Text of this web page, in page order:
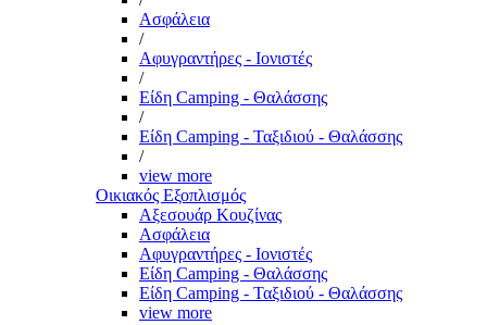
Ασφάλεια
/
Αφυγραντήρες - Ιονιστές
/
Είδη Camping - Θαλάσσης
/
Είδη Camping - Ταξιδιού - Θαλάσσης
/
view more
Οικιακός Εξοπλισμός
Αξεσουάρ Κουζίνας
Ασφάλεια
Αφυγραντήρες - Ιονιστές
Είδη Camping - Θαλάσσης
Είδη Camping - Ταξιδιού - Θαλάσσης
view more